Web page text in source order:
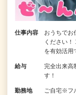
仕事内容
おうちでお
ください
を有効活
給与
完全出来
す！
勤務地
ご自宅※フ